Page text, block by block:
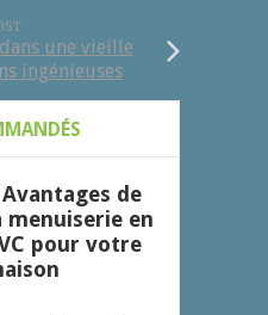
une vieille
ingénieuses
Avantages de
menuiserie en
pour votre